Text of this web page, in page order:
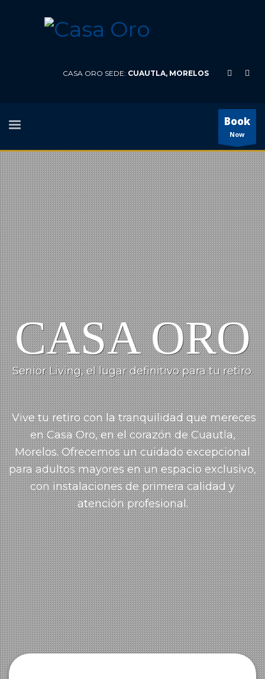
CASA ORO SEDE: CUAUTLA, MORELOS
Book
Now
CASA ORO
Senior Living, el lugar definitivo para tu retiro.
Vive tu retiro con la tranquilidad que mereces
en Casa Oro, en el corazón de Cuautla,
Morelos.Ofrecemos un cuidadoexcepcional
para adultos mayores en un espacio exclusivo,
con instalaciones de primera calidad y
atención profesional.